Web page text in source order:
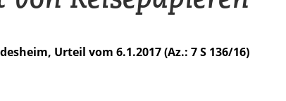
Urteil vom 6.1.2017 (Az.: 7 S 136/16)